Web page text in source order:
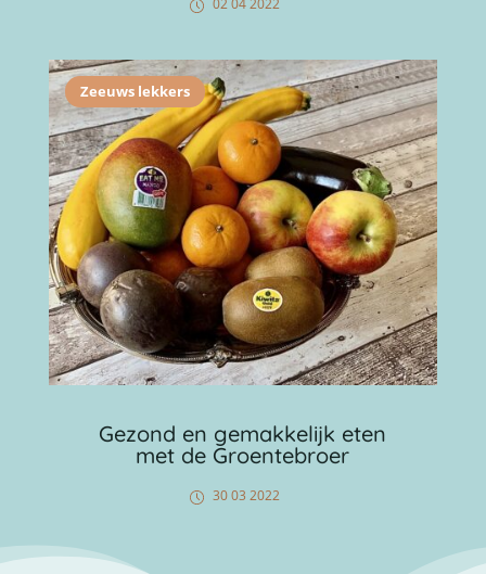
02 04 2022
Zeeuws lekkers
Gezond en gemakkelijk eten
met de Groentebroer
30 03 2022